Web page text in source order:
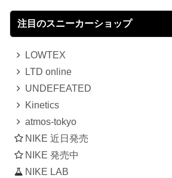
注目のスニーカーショップ
LOWTEX
LTD online
UNDEFEATED
Kinetics
atmos-tokyo
NIKE 近日発売
NIKE 発売中
NIKE LAB